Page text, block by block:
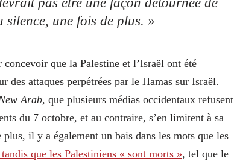
silence, une fois de plus. »
concevoir que la Palestine et l’Israël ont été
des attaques perpétrées par le Hamas sur Israël.
Arab, que plusieurs médias occidentaux refusent
du 7 octobre, et au contraire, s’en limitent à sa
il y a également un bais dans les mots que les
que les Palestiniens « sont morts », tel que le